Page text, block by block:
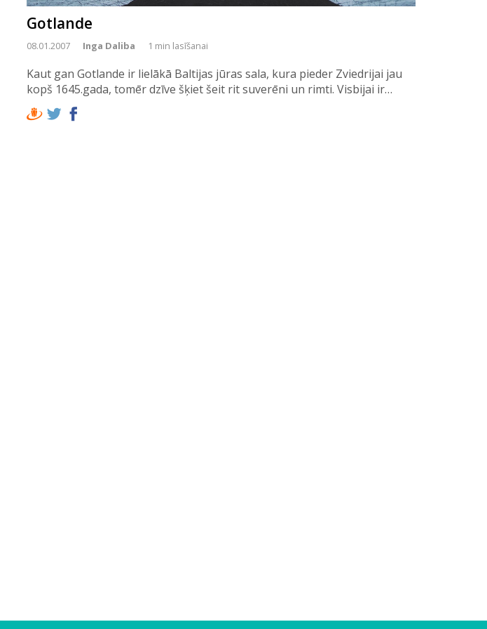
Gotlande
08.01.2007 Inga Daliba 1 min lasīšanai
Kaut gan Gotlande ir lielākā Baltijas jūras sala, kura pieder Zviedrijai jau
kopš 1645.gada, tomēr dzīve šķiet šeit rit suverēni un rimti. Visbijai ir…